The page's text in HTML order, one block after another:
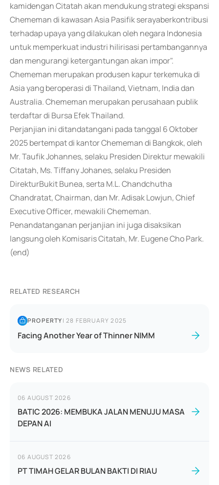
kamidengan Citatah akan mendukung strategi ekspansi
Chememan di kawasan Asia Pasifik serayaberkontribusi
terhadap upaya yang dilakukan oleh negara Indonesia
untuk memperkuat industri hilirisasi pertambangannya
dan mengurangi ketergantungan akan impor".
Chememan merupakan produsen kapur terkemuka di
Asia yang beroperasi di Thailand, Vietnam, India dan
Australia. Chememan merupakan perusahaan publik
terdaftar di Bursa Efek Thailand.
Perjanjian ini ditandatangani pada tanggal 6 Oktober
2025 bertempat di kantor Chememan di Bangkok, oleh
Mr. Taufik Johannes, selaku Presiden Direktur mewakili
Citatah, Ms. Tiffany Johanes, selaku Presiden
DirekturBukit Bunea, serta M.L. Chandchutha
Chandratat, Chairman, dan Mr. Adisak Lowjun, Chief
Executive Officer, mewakili Chememan.
Penandatanganan perjanjian ini juga disaksikan
langsung oleh Komisaris Citatah, Mr. Eugene Cho Park.
(end)
RELATED RESEARCH
PROPERTY|28 FEBRUARY 2025
Facing Another Year of Thinner NIMM
NEWS RELATED
06 AUGUST 2026
BATIC 2026: MEMBUKA JALAN MENUJU MASA
DEPAN AI
06 AUGUST 2026
PT TIMAH GELAR BULAN BAKTI DI RIAU